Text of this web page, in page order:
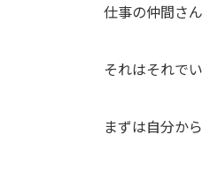
仕事の仲間さ
それはそれで
まずは自分か